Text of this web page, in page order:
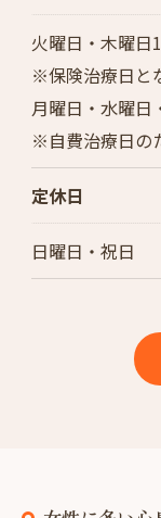
火曜日・木曜日
※保険治療日と
月曜日・水曜日
※自費治療日の
定休日
日曜日・祝日